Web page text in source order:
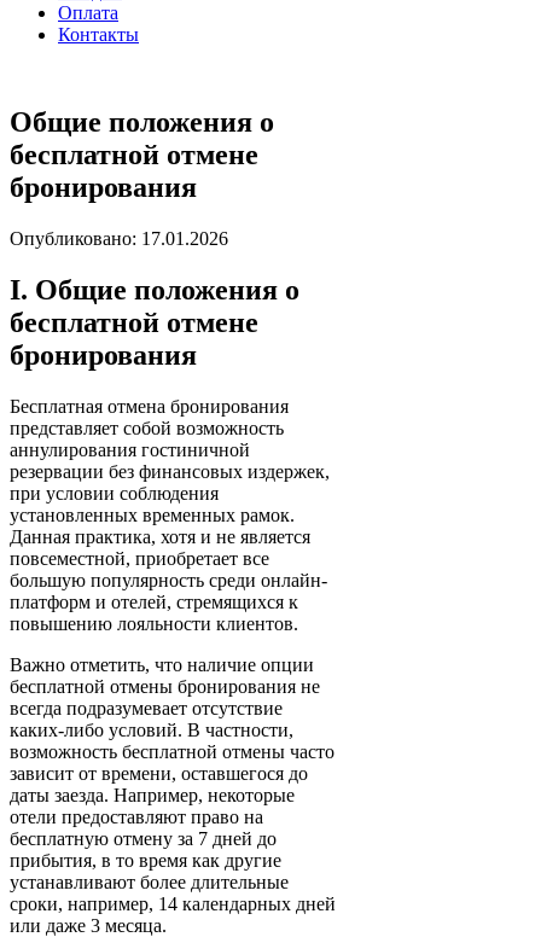
Оплата
Контакты
Общие положения о
бесплатной отмене
бронирования
Опубликовано: 17.01.2026
I. Общие положения о
бесплатной отмене
бронирования
Бесплатная отмена бронирования
представляет собой возможность
аннулирования гостиничной
резервации без финансовых издержек,
при условии соблюдения
установленных временных рамок.
Данная практика, хотя и не является
повсеместной, приобретает все
большую популярность среди онлайн-
платформ и отелей, стремящихся к
повышению лояльности клиентов.
Важно отметить, что наличие опции
бесплатной отмены бронирования не
всегда подразумевает отсутствие
каких-либо условий. В частности,
возможность бесплатной отмены часто
зависит от времени, оставшегося до
даты заезда. Например, некоторые
отели предоставляют право на
бесплатную отмену за 7 дней до
прибытия, в то время как другие
устанавливают более длительные
сроки, например, 14 календарных дней
или даже 3 месяца.